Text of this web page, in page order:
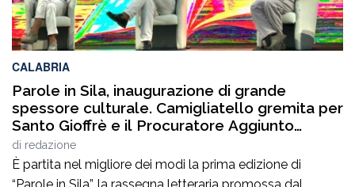
CALABRIA
Parole in Sila, inaugurazione di grande
spessore culturale. Camigliatello gremita per
Santo Gioffrè e il Procuratore Aggiunto
Stefano Musolino
di redazione
È partita nel migliore dei modi la prima edizione di